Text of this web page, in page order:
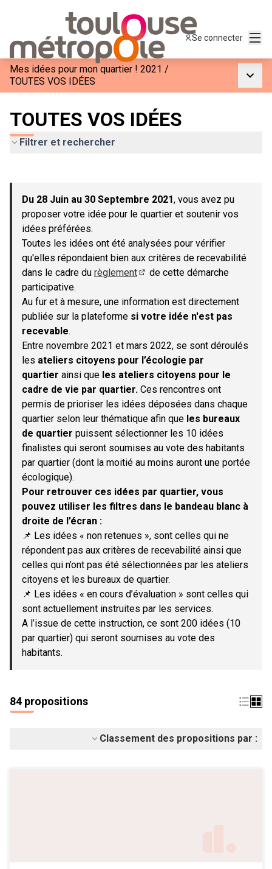
Se connecter
Mes idées pour mon quartier ! 2021 /
TOUTES VOS IDÉES
TOUTES VOS IDÉES
Filtrer et rechercher
−
Du 28 Juin au 30 Septembre 2021, vous avez pu
proposer votre idée pour le quartier et soutenir vos
idées préférées.
Toutes les idées ont été analysées pour vérifier
qu'elles répondaient bien aux critères de recevabilité
dans le cadre du règlement
de cette démarche
participative.
Au fur et à mesure, une information est directement
publiée sur la plateforme si votre idée n'est pas
recevable.
Entre novembre 2021 et mars 2022, se sont déroulés
les ateliers citoyens pour l’écologie par
quartier ainsi que les ateliers citoyens pour le
cadre de vie par quartier. Ces rencontres ont
permis de prioriser les idées déposées dans chaque
quartier selon leur thématique afin que les bureaux
de quartier puissent sélectionner les 10 idées
finalistes qui seront soumises au vote des habitants
par quartier (dont la moitié au moins auront une portée
écologique).
Pour retrouver ces idées par quartier, vous
pouvez utiliser les filtres dans le bandeau blanc à
droite de l’écran :
📌 Les idées « non retenues », sont celles qui ne
répondent pas aux critères de recevabilité ainsi que
celles qui n’ont pas été sélectionnées par les ateliers
citoyens et les bureaux de quartier.
📌 Les idées « en cours d’évaluation » sont celles qui
sont actuellement instruites par les services.
A l’issue de cette instruction, ce sont 200 idées (10
par quartier) qui seront soumises au vote des
habitants.
84 propositions
Classement des propositions par :